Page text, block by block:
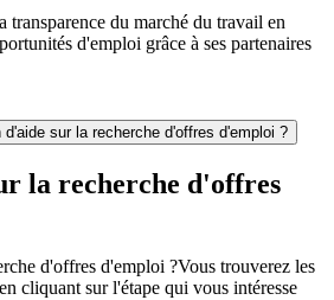
transparence du marché du travail en
d'emploi grâce à ses partenaires
sur la recherche d'offres d'emploi ?
la recherche d'offres
d'offres d'emploi ?Vous trouverez les
cliquant sur l'étape qui vous intéresse